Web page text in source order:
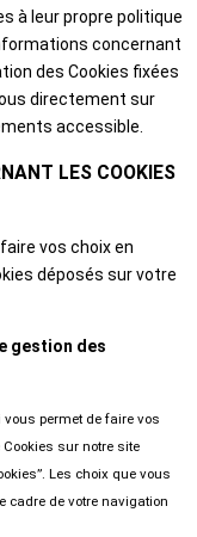
à leur propre politique
concernant
des Cookies fixées
directement sur
accessible.
LES COOKIES
vos choix en
déposés sur votre
gestion des
permet de faire vos
sur notre site
Les choix que vous
cadre de votre navigation